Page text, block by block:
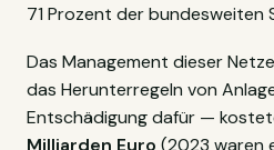
71 Prozent der bundesweiten
Das Management dieser
das Herunterregeln von
Entschädigung dafür —
Milliarden Euro (2023 waren